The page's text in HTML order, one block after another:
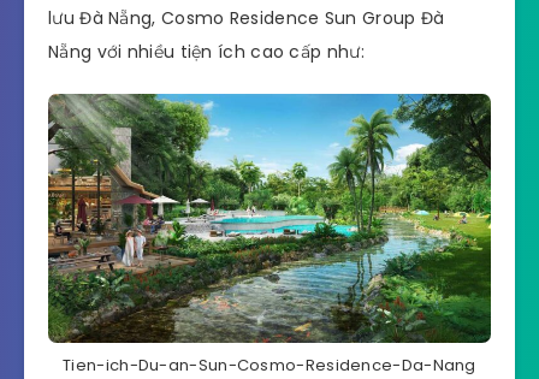
lưu Đà Nẵng, Cosmo Residence Sun Group Đà
Nẵng với nhiều tiện ích cao cấp như:
Tien-ich-Du-an-Sun-Cosmo-Residence-Da-Nang